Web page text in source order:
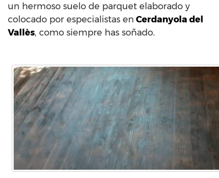
un hermoso suelo de parquet elaborado y
colocado por especialistas en Cerdanyola del
Vallès, como siempre has soñado.